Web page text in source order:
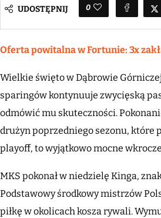
UDOSTĘPNIJ 0
Oferta powitalna w Fortunie: 3x
Wielkie święto w Dąbrowie
sparingów kontynuuje zwycięską
odmówić mu skuteczności.
drużyn poprzedniego sezonu, które
playoff, to wyjątkowo mocne
MKS pokonał w niedzielę Kinga,
Podstawowy środkowy mistrzów
piłkę w okolicach kosza rywali.